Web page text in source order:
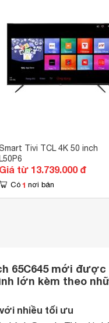
Tivi TCL 4K 50 inch
L50P6
Giá từ 13.739.000 đ
Có 1 nơi bán
65C645 mới
lớn kèm theo
nhiều tối ưu